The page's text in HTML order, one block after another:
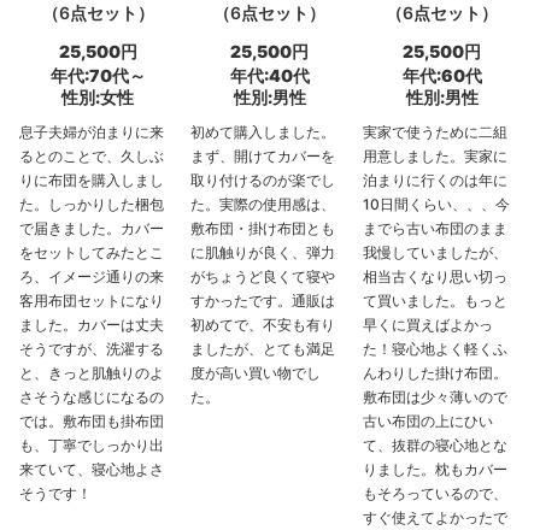
（6点セット）
25,500円
年代:70代～
性別:女性
息子夫婦が泊まりに来
るとのことで、久しぶ
りに布団を購入しまし
た。しっかりした梱包
で届きました。カバー
をセットしてみたとこ
ろ、イメージ通りの来
客用布団セットになり
ました。カバーは丈夫
そうですが、洗濯する
と、きっと肌触りのよ
さそうな感じになるの
では。敷布団も掛布団
も、丁寧でしっかり出
来ていて、寝心地よさ
そうです！
（6点セット）
25,500円
年代:40代
性別:男性
初めて購入しました。
まず、開けてカバーを
取り付けるのが楽でし
た。実際の使用感は、
敷布団・掛け布団とも
に肌触りが良く、弾力
がちょうど良くて寝や
すかったです。通販は
初めてで、不安も有り
ましたが、とても満足
度が高い買い物でし
た。
（6点セット）
25,500円
年代:60代
性別:男性
実家で使うために二組
用意しました。実家に
泊まりに行くのは年に
10日間くらい、、、今
までら古い布団のまま
我慢していましたが、
相当古くなり思い切っ
て買いました。もっと
早くに買えばよかっ
た！寝心地よく軽くふ
んわりした掛け布団。
敷布団は少々薄いので
古い布団の上にひい
て、抜群の寝心地とな
りました。枕もカバー
もそろっているので、
すぐ使えてよかったで